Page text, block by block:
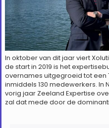
In oktober van dit jaar viert
de start in 2019 is het
overnames uitgegroeid tot een
inmiddels 130 medewerkers. In
vorig jaar Zeeland Expertise
zal dat mede door de